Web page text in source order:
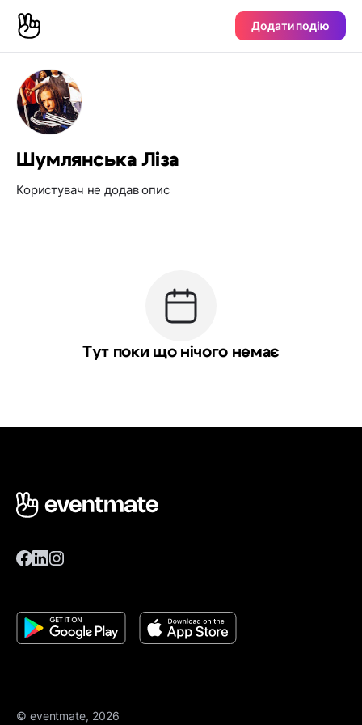
Додати подію
Шумлянська Ліза
Користувач не додав опис
Тут поки що нічого немає
© eventmate, 2026